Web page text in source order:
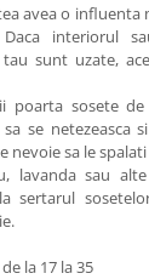
avea o influenta
interiorul
sunt uzate,
poarta sosete
se netezeasca
nevoie sa le
lavanda sau
sertarul
la 17 la 35